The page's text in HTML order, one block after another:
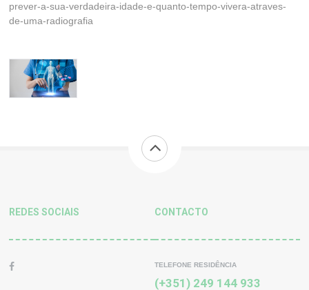
prever-a-sua-verdadeira-idade-e-quanto-tempo-vivera-atraves-
de-uma-radiografia
REDES SOCIAIS CONTACTO
TELEFONE RESIDÊNCIA
(+351) 249 144 933